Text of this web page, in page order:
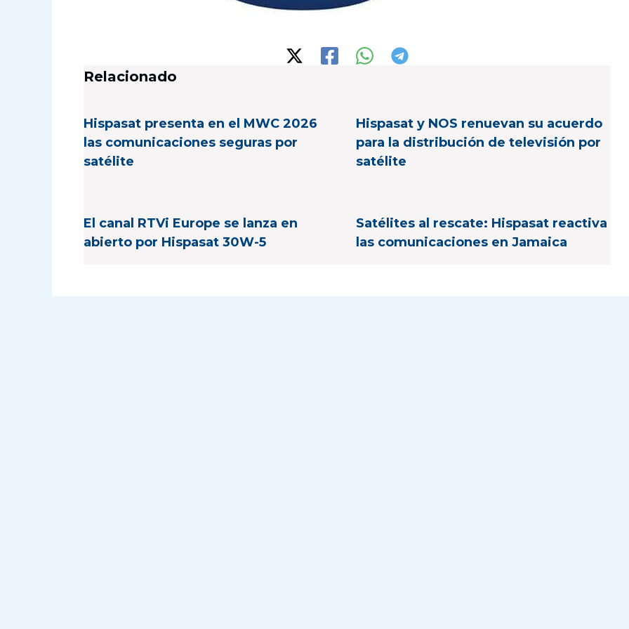
Relacionado
Hispasat presenta en el MWC 2026
las comunicaciones seguras por
satélite
Hispasat y NOS renuevan su acuerdo
para la distribución de televisión por
satélite
El canal RTVi Europe se lanza en
abierto por Hispasat 30W-5
Satélites al rescate: Hispasat reactiva
las comunicaciones en Jamaica